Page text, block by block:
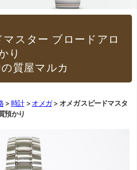
スター ブロードアロ
り
の質屋マルカ
時計 オメガ
オメガ スピードマスタ
預かり